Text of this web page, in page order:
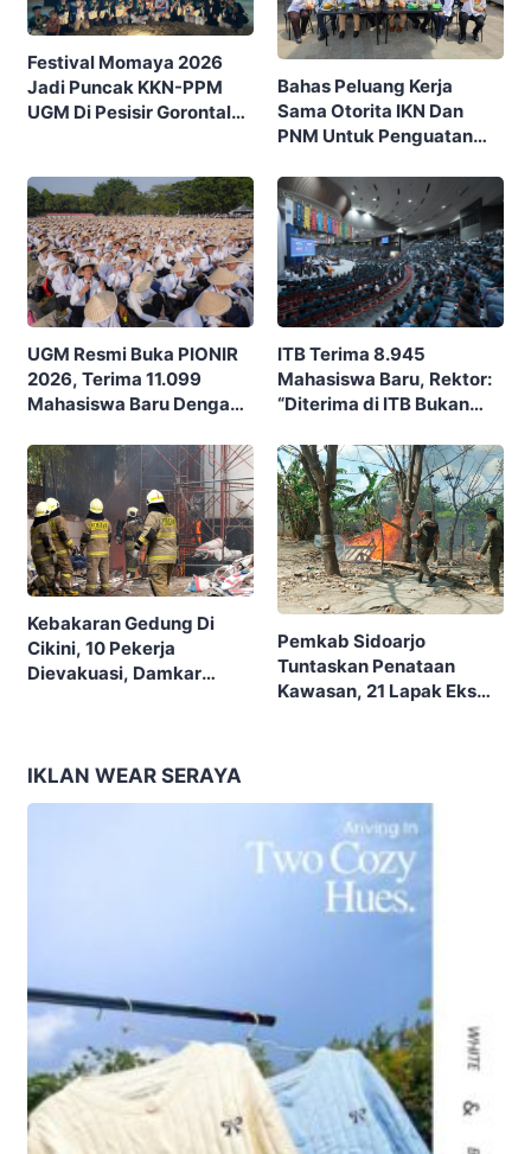
Festival Momaya 2026
Jadi Puncak KKN-PPM
UGM Di Pesisir Gorontalo,
Bahas Peluang Kerja
Sama Otorita IKN Dan
PNM Untuk Penguatan
Nusantara
UGM Resmi Buka PIONIR
2026, Terima 11.099
Mahasiswa Baru Dengan
Membangun Bangsa”
ITB Terima 8.945
Mahasiswa Baru, Rektor:
“Diterima di ITB Bukan
Kebakaran Gedung Di
Cikini, 10 Pekerja
Dievakuasi, Damkar
Pemkab Sidoarjo
Tuntaskan Penataan
Kawasan, 21 Lapak Eks
IKLAN WEAR SERAYA